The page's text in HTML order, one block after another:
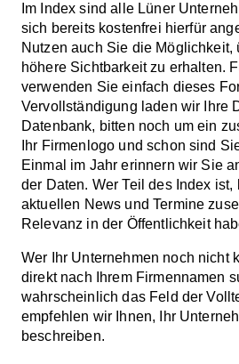
Im Index sind alle Lüner
sich bereits kostenfrei hierfür
Nutzen auch Sie die Möglichkeit,
höhere Sichtbarkeit zu erhalten.
verwenden Sie einfach dieses
Vervollständigung laden wir Ihre
Datenbank, bitten noch um ein
Ihr Firmenlogo und schon sind
Einmal im Jahr erinnern wir Sie
der Daten. Wer Teil des Index
aktuellen News und Termine
Relevanz in der Öffentlichkeit
Wer Ihr Unternehmen noch nicht
direkt nach Ihrem Firmennamen
wahrscheinlich das Feld der
empfehlen wir Ihnen, Ihr
beschreiben.